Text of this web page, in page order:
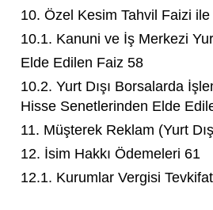
10. Özel Kesim Tahvil Faizi
10.1. Kanuni ve İş Merkezi
Elde Edilen Faiz 58
10.2. Yurt Dışı Borsalarda
Hisse Senetlerinden Elde
11. Müşterek Reklam (Yurt
12. İsim Hakkı Ödemeleri 61
12.1. Kurumlar Vergisi